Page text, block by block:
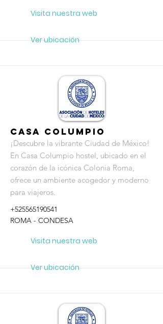
Visita nuestra web
Ver ubicación
Casa Columpio
¡Descubre la vibrante Ciudad de México!
En Casa Columpio hostel, ubicado en el
corazón de la icónica Colonia Roma,
ofrece un ambiente acogedor y moderno
para viajeros.
+525565190541
ROMA - CONDESA
Visita nuestra web
Ver ubicación